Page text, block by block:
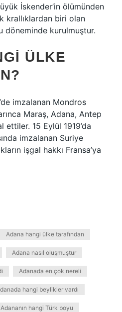
İskender’in ölümünden
krallıklardan biri olan
döneminde kurulmuştur.
ÜLKE
imzalanan Mondros
Maraş, Adana, Antep
15 Eylül 1919’da
imzalanan Suriye
işgal hakkı Fransa’ya
Adana hangi ülke tarafından
Adana nasıl oluşmuştur
Adanada en çok nereli
hangi beylikler vardı
Adananın hangi Türk boyu